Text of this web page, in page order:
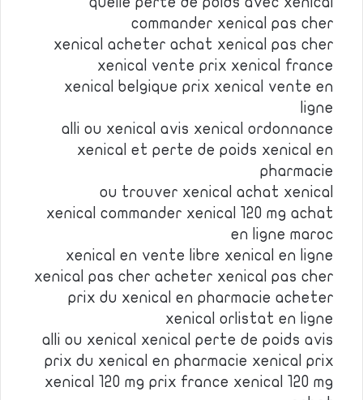
commander xenical pas cher
xenical acheter achat xenical pas cher
xenical vente prix xenical france
xenical belgique prix xenical vente en
ligne
alli ou xenical avis xenical ordonnance
xenical et perte de poids xenical en
pharmacie
ou trouver xenical achat xenical
xenical commander xenical 120 mg achat
en ligne maroc
xenical en vente libre xenical en ligne
xenical pas cher acheter xenical pas cher
prix du xenical en pharmacie acheter
xenical orlistat en ligne
alli ou xenical xenical perte de poids avis
prix du xenical en pharmacie xenical prix
xenical 120 mg prix france xenical 120 mg